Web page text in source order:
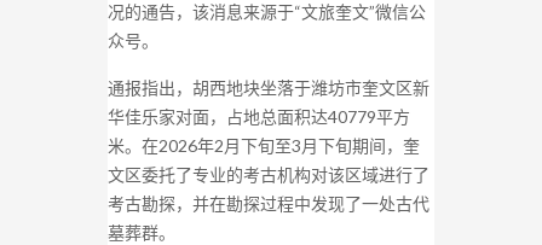
况的通告，该消息来源于“文旅奎文”微信公
众号。
通报指出，胡西地块坐落于潍坊市奎文区新
华佳乐家对面，占地总面积达40779平方
米。在2026年2月下旬至3月下旬期间，奎
文区委托了专业的考古机构对该区域进行了
考古勘探，并在勘探过程中发现了一处古代
墓葬群。